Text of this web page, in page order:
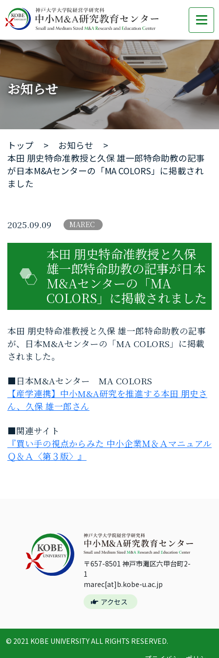
お知らせ
トップ
お知らせ
本田 朋史特命准教授と久保 雄一郎特命助教の記事
が日本M&Aセンターの「MA COLORS」に掲載され
ました
2025.09.09 MAREC
本田 朋史特命准教授と久保
雄一郎特命助教の記事が日本
M&Aセンターの「MA
COLORS」に掲載されました
本田 朋史特命准教授と久保 雄一郎特命助教の記事
が、日本M&Aセンターの「MA COLORS」に掲載
されました。
■日本M&Aセンター MA COLORS
【産学連携】中小M&A研究を推進する本田 朋史さ
ん、久保 雄一郎さん
■関連サイト
『買い手の視点からみた 中小企業Ｍ＆Ａマニュアル
Ｑ＆Ａ〈第３版〉』
〒657-8501 神戸市灘区六甲台町2-
1
marec[at]b.kobe-u.ac.jp
アクセス
© 2021 KOBE UNIVERSITY ALL RIGHTS RESERVED.